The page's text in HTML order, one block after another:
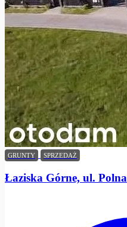
GRUNTY SPRZEDAŻ
Łaziska Górne, ul. Polna